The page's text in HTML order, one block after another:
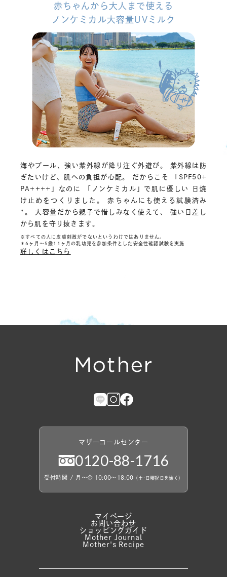
赤ちゃんから大人まで使える
ノンケミカル大容量UVミルク
海やプール、強い紫外線が降り注ぐ外遊び。 紫外線は防
ぎたいけど、肌への負担が心配。 だからこそ 「SPF50+
PA++++」なのに 「ノンケミカル」で肌に優しい 日焼
け止めをつくりました。 赤ちゃんにも使える試験済み
*。 大容量だから親子で惜しみなく使えて、 強い日差し
から肌を守り抜きます。
※すべての人に皮膚刺激がでないというわけではありません。
＊6ヶ月〜5歳11ヶ月の乳幼児を参加条件とした安全性確認試験を実施
詳しくはこちら
マイページ
お問い合わせ
ショッピングガイド
Mother Journal
Mother's Recipe
マザーコールセンター
0120-88-1716
受付時間 / 月〜金 10:00〜18:00 （ 土・ 日曜祝日を除く）